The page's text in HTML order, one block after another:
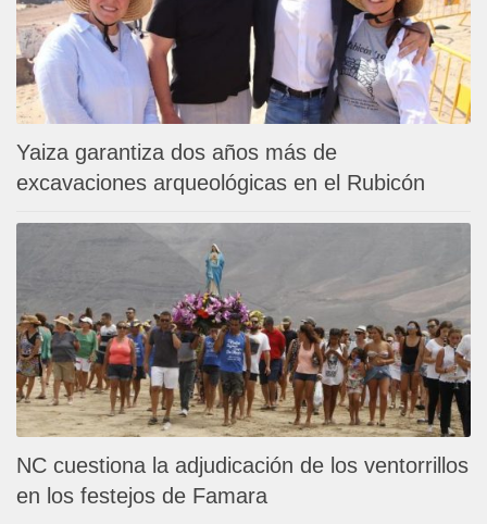
Yaiza garantiza dos años más de
excavaciones arqueológicas en el Rubicón
NC cuestiona la adjudicación de los ventorrillos
en los festejos de Famara